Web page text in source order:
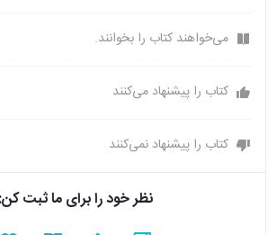
می‌خواهند کتاب را بخوانند.
کتاب را پیشنهاد می‌کنند
کتاب را پیشنهاد نمی‌کنند
نظر خود را برای ما ثبت کن: